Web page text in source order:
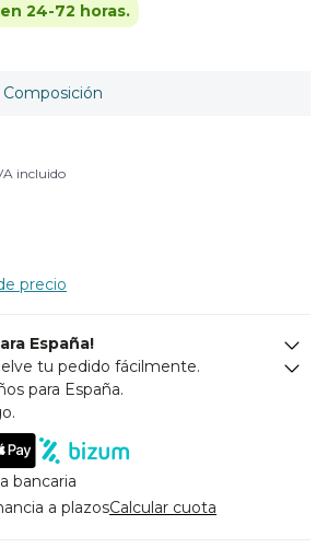
24-72 horas.
Composición
incluido
precio
España!
tu pedido fácilmente.
para España.
bancaria
a plazosCalcular cuota